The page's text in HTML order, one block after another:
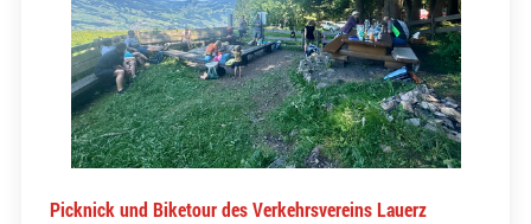
Picknick und Biketour des Verkehrsvereins Lauerz